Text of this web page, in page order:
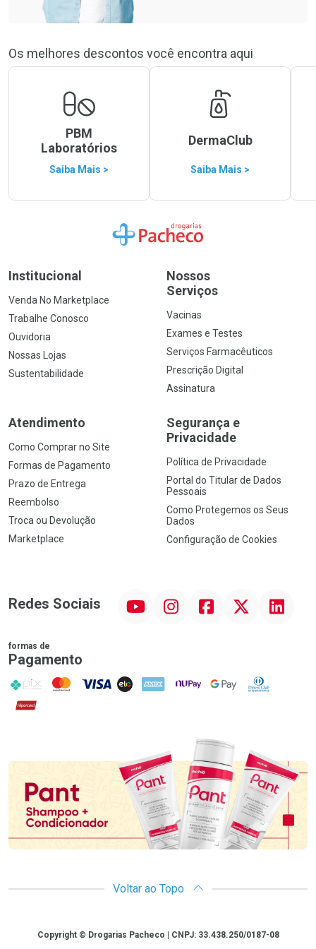
Os melhores descontos você encontra aqui
PBM
Laboratórios
Saiba Mais >
DermaClub
Saiba Mais >
Ir para a Home
Institucional
Venda No Marketplace
Trabalhe Conosco
Ouvidoria
Nossas Lojas
Sustentabilidade
Nossos
Serviços
Vacinas
Exames e Testes
Serviços Farmacêuticos
Prescrição Digital
Assinatura
Atendimento
Como Comprar no Site
Formas de Pagamento
Prazo de Entrega
Reembolso
Troca ou Devolução
Marketplace
Segurança e
Privacidade
Política de Privacidade
Portal do Titular de Dados
Pessoais
Como Protegemos os Seus
Dados
Configuração de Cookies
Redes Sociais InstagramFacebookTwitter Linkedin
formas de
Pagamento
PIX MasterCard
VISA ELO AMEX NuPay Google PayDiners Club
Hipercard
Voltar ao Topo
CopyrightCopyright © Drogarias Pacheco | CNPJ: 33.438.250/0187-08